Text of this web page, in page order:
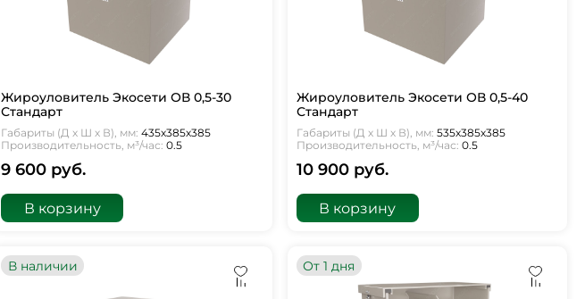
Жироуловитель Экосети ОВ 0,5-30
Стандарт
Габариты (Д х Ш х В), мм: 435х385х385
Производительность, м³/час: 0.5
9 600 руб.
В корзину
Жироуловитель Экосети ОВ 0,5-40
Стандарт
Габариты (Д х Ш х В), мм: 535х385х385
Производительность, м³/час: 0.5
10 900 руб.
В корзину
В наличии От 1 дня